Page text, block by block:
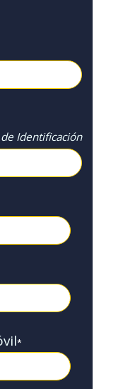
Identificación
*